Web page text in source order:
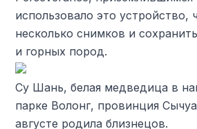
использовало это устройство,
несколько снимков и
и горных пород.
Су Шань, белая медведица в
парке Волонг, провинция
августе родила близнецов.